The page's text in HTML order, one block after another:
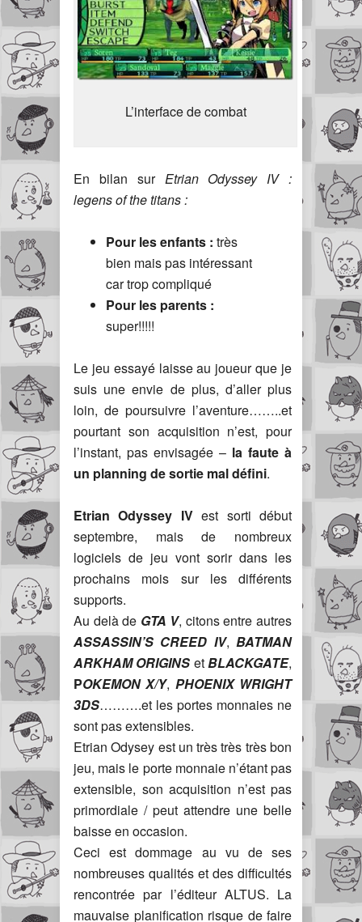
L’interface de combat
En bilan sur Etrian Odyssey IV :
legens of the titans :
Pour les enfants : très
bien mais pas intéressant
car trop compliqué
Pour les parents :
super!!!!!
Le jeu essayé laisse au joueur que je
suis une envie de plus, d’aller plus
loin, de poursuivre l’aventure……..et
pourtant son acquisition n’est, pour
l’instant, pas envisagée – la faute à
un planning de sortie mal défini.
Etrian Odyssey IVest sorti début
septembre, mais de nombreux
logiciels de jeu vont sorir dans les
prochains mois sur les différents
supports.
Au delà de GTA V, citons entre autres
ASSASSIN’S CREED IV, BATMAN
ARKHAM ORIGINS etBLACKGATE,
POKEMON X/Y, PHOENIX WRIGHT
3DS……….et les portes monnaies ne
sont pas extensibles.
Etrian Odysey est un très très très bon
jeu, mais le porte monnaie n’étant pas
extensible, son acquisition n’est pas
primordiale / peut attendre une belle
baisse en occasion.
Ceci est dommage au vu de ses
nombreuses qualités et des difficultés
rencontrée par l’éditeur ALTUS. La
mauvaise planification risque de faire